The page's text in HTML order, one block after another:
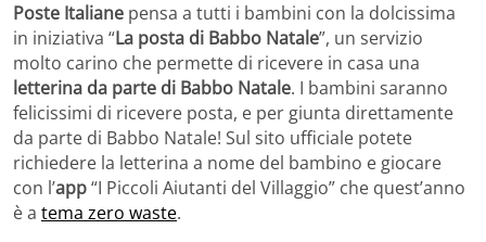
Poste Italiane pensa a tutti i bambini con la dolcissima
in iniziativa “La posta di Babbo Natale”, un servizio
molto carino che permette di ricevere in casa una
letterina da parte di Babbo Natale. I bambini saranno
felicissimi di ricevere posta, e per giunta direttamente
da parte di Babbo Natale! Sul sito ufficiale potete
richiedere la letterina a nome del bambino e giocare
con l’app“I Piccoli Aiutanti del Villaggio” che quest’anno
è a tema zero waste.